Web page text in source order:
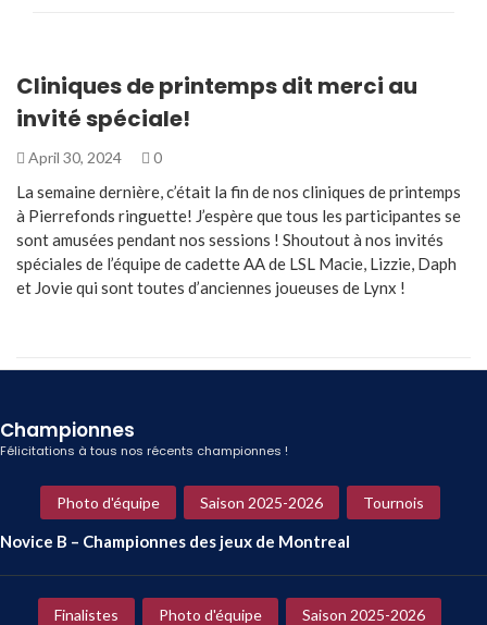
Cliniques de printemps dit merci au
invité spéciale!
April 30, 2024 0
La semaine dernière, c’était la fin de nos cliniques de printemps
à Pierrefonds ringuette! J’espère que tous les participantes se
sont amusées pendant nos sessions ! Shoutout à nos invités
spéciales de l’équipe de cadette AA de LSL Macie, Lizzie, Daph
et Jovie qui sont toutes d’anciennes joueuses de Lynx !
Championnes
Félicitations à tous nos récents championnes !
Photo d'équipe Saison 2025-2026 Tournois
Novice B – Championnes des jeux de Montreal
Finalistes Photo d'équipe Saison 2025-2026